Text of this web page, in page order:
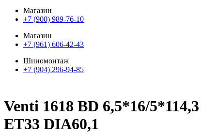
Магазин
+7 (900) 989-76-10
Магазин
+7 (961) 606-42-43
Шиномонтаж
+7 (904) 296-94-85
Venti 1618 BD 6,5*16/5*114,3
ET33 DIA60,1